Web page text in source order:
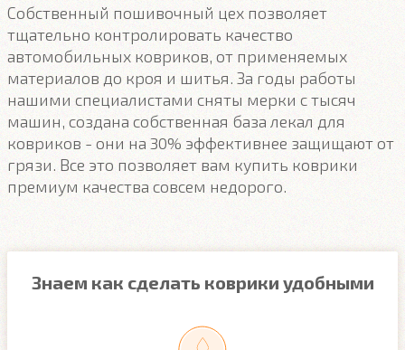
Собственный пошивочный цех позволяет
тщательно контролировать качество
автомобильных ковриков, от применяемых
материалов до кроя и шитья. За годы работы
нашими специалистами сняты мерки с тысяч
машин, создана собственная база лекал для
ковриков - они на 30% эффективнее защищают от
грязи. Все это позволяет вам купить коврики
премиум качества совсем недорого.
Знаем как сделать коврики удобными